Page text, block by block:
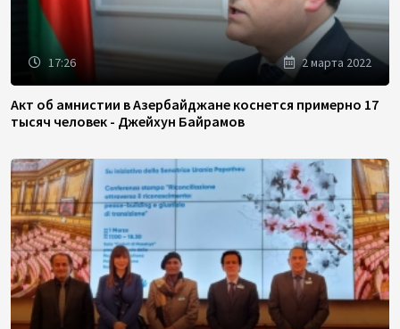
17:26 2 марта 2022
Акт об амнистии в Азербайджане коснется примерно 17
тысяч человек - Джейхун Байрамов